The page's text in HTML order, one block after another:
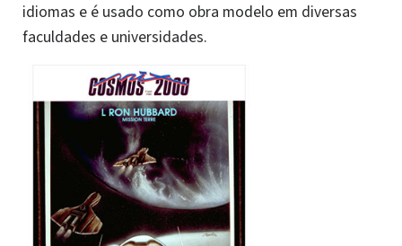
idiomas e é usado como obra modelo em diversas
faculdades e universidades.